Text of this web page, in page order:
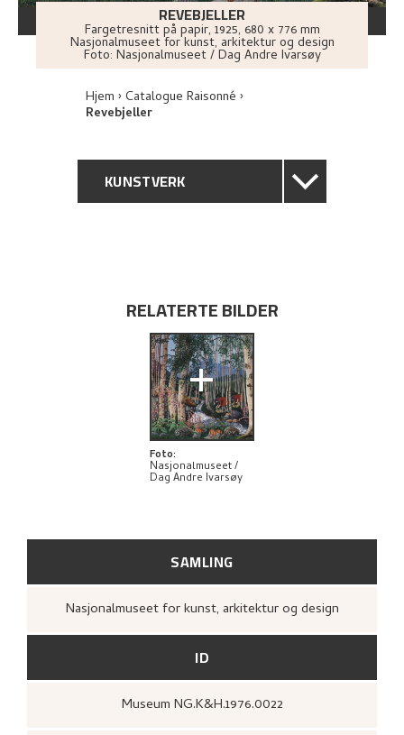
REVEBJELLER
Fargetresnitt på papir, 1925, 680 x 776 mm
Nasjonalmuseet for kunst, arkitektur og design
Foto: Nasjonalmuseet / Dag Andre Ivarsøy
Hjem Catalogue Raisonné
Revebjeller
KUNSTVERK
PROVENIENS
UTSTILLINGSHISTORIE
BIBLIOGRAFI
UTFORSK
SAMLING
Nasjonalmuseet for kunst, arkitektur og design
ID
Museum NG.K&H.1976.0022
RELATERTE BILDER
+
Foto:
Nasjonalmuseet /
Dag Andre Ivarsøy